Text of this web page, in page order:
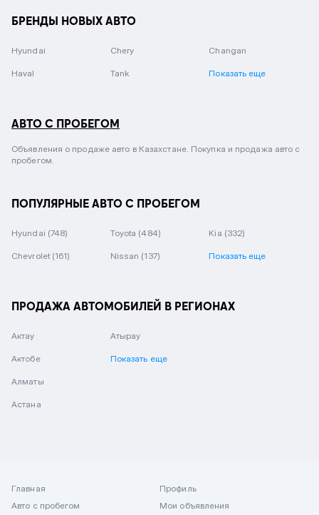
БРЕНДЫ НОВЫХ АВТО
Hyundai Chery Changan
Haval Tank Показать еще
АВТО С ПРОБЕГОМ
Объявления о продаже авто в Казахстане. Покупка и продажа авто с
пробегом.
ПОПУЛЯРНЫЕ АВТО С ПРОБЕГОМ
Hyundai (748) Toyota (484) Kia (332)
Chevrolet (161) Nissan (137) Показать еще
ПРОДАЖА АВТОМОБИЛЕЙ В РЕГИОНАХ
Актау
Актобе
Алматы
Астана
Атырау
Показать еще
Главная
Авто с пробегом
Профиль
Мои объявления